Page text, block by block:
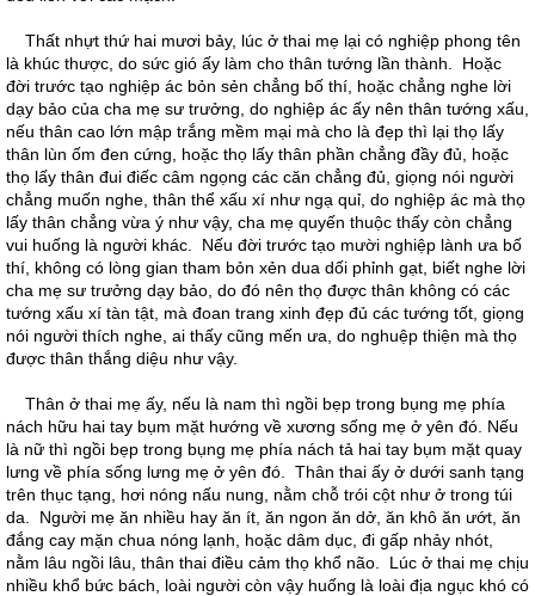
Thất nhựt thứ hai mươi bảy, lúc ở thai mẹ lại có nghiệp phong tên
là khúc thược, do sức gió ấy làm cho thân tướng lần thành. Hoặc
đời trước tạo nghiệp ác bỏn sẻn chẳng bố thí, hoặc chẳng nghe lời
dạy bảo của cha mẹ sư trưởng, do nghiệp ác ấy nên thân tướng xấu,
nếu thân cao lớn mập trắng mềm mại mà cho là đẹp thì lại thọ lấy
thân lùn ốm đen cứng, hoặc thọ lấy thân phần chẳng đầy đủ, hoặc
thọ lấy thân đui điếc câm ngọng các căn chẳng đủ, giọng nói người
chẳng muốn nghe, thân thể xấu xí như ngạ quỉ, do nghiệp ác mà thọ
lấy thân chẳng vừa ý như vậy, cha mẹ quyến thuộc thấy còn chẳng
vui huống là người khác. Nếu đời trước tạo mười nghiệp lành ưa bố
thí, không có lòng gian tham bỏn xẻn dua dối phỉnh gạt, biết nghe lời
cha mẹ sư trưởng dạy bảo, do đó nên thọ được thân không có các
tướng xấu xí tàn tật, mà đoan trang xinh đẹp đủ các tướng tốt, giọng
nói người thích nghe, ai thấy cũng mến ưa, do nghuệp thiện mà thọ
được thân thắng diệu như vậy.
Thân ở thai mẹ ấy, nếu là nam thì ngồi bẹp trong bụng mẹ phía
nách hữu hai tay bụm mặt hướng về xương sống mẹ ở yên đó. Nếu
là nữ thì ngồi bẹp trong bụng mẹ phía nách tả hai tay bụm mặt quay
lưng về phía sống lưng mẹ ở yên đó. Thân thai ấy ở dưới sanh tạng
trên thục tạng, hơi nóng nấu nung, nằm chỗ trói cột như ở trong túi
da. Người mẹ ăn nhiều hay ăn ít, ăn ngon ăn dở, ăn khô ăn ướt, ăn
đắng cay mặn chua nóng lạnh, hoặc dâm dục, đi gấp nhảy nhót,
nằm lâu ngồi lâu, thân thai điều cảm thọ khổ não. Lúc ở thai mẹ chịu
nhiều khổ bức bách, loài người còn vậy huống là loài địa ngục khó có